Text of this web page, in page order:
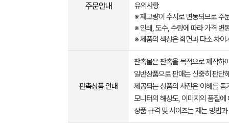
주문안내
유의사항
※ 재고량이 수시로 변동되므로 주
※ 인쇄, 도수, 수량에 따라 가격 변
※ 제품의 색상은 화면과 다소 차이
판촉상품 안내
판촉물은 판촉을 목적으로 제작하
일반상품으로 판매는 신중히 판단
제공되는 상품의 사진은 이해를
모니터의 해상도, 이미지의 품질
상품 규격 및 사이즈는 재는 방법